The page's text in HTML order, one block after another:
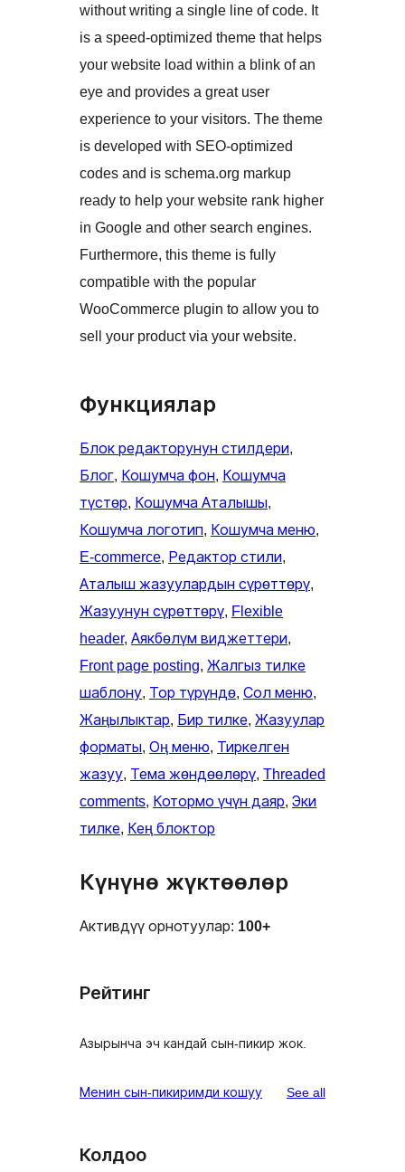
without writing a single line of code. It
is a speed-optimized theme that helps
your website load within a blink of an
eye and provides a great user
experience to your visitors. The theme
is developed with SEO-optimized
codes and is schema.org markup
ready to help your website rank higher
in Google and other search engines.
Furthermore, this theme is fully
compatible with the popular
WooCommerce plugin to allow you to
sell your product via your website.
Функциялар
Блок редакторунун стилдери
Блог, Кошумча фон, Кошумча
түстөр, Кошумча Аталышы
Кошумча логотип, Кошумча меню
E-commerce, Редактор стили
Аталыш жазуулардын сүрөттөрү
Жазуунун сүрөттөрү, Flexible
header, Аякбөлүм виджеттери
Front page posting, Жалгыз тилке
шаблону, Тор түрүндө, Сол меню
Жаңылыктар, Бир тилке, Жазуулар
форматы, Оң меню, Тиркелген
жазуу, Тема жөндөөлөрү, Threaded
comments, Котормо үчүн даяр, Эки
тилке, Кең блоктор
Күнүнө жүктөөлөр
Активдүү орнотуулар: 100+
Рейтинг
Азырынча эч кандай сын-пикир жок.
Менин сын-пикиримди кошуу See allreviews
Колдоо